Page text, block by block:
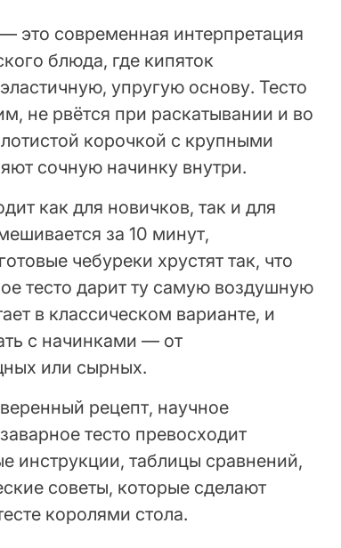
это современная интерпретация
блюда, где кипяток
упругую основу. Тесто
не рвётся при раскатывании и во
корочкой с крупными
сочную начинку внутри.
как для новичков, так и для
за 10 минут,
чебуреки хрустят так, что
тесто дарит ту самую воздушную
в классическом варианте, и
с начинками — от
или сырных.
рецепт, научное
тесто превосходит
инструкции, таблицы сравнений,
советы, которые сделают
королями стола.